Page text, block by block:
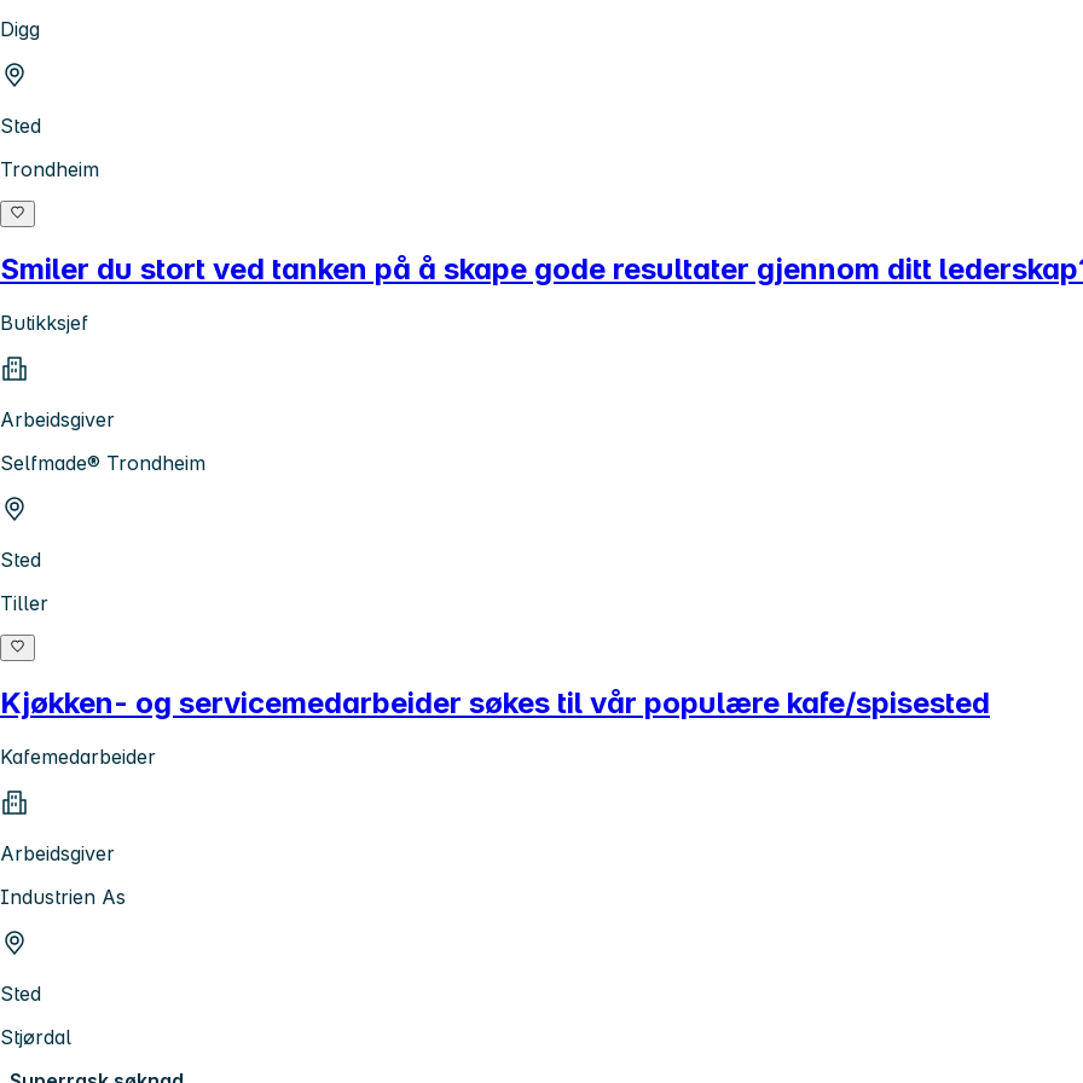
Digg
Sted
Trondheim
Smiler du stort ved tanken på å skape gode resultater gjennom ditt
Butikksjef
Arbeidsgiver
Selfmade® Trondheim
Sted
Tiller
Kjøkken- og servicemedarbeider søkes til vår populære kafe/spisested
Kafemedarbeider
Arbeidsgiver
Industrien As
Sted
Stjørdal